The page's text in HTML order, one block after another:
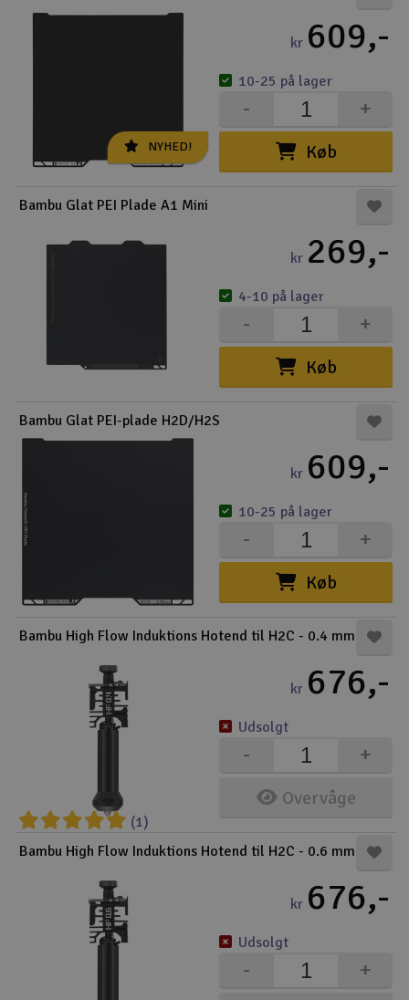
NYHED!
kr 609,-
Køb
+
-
10-25 på lager
Bambu Glat PEI Plade A1 Mini
kr 269,-
Køb
+
-
4-10 på lager
Bambu Glat PEI-plade H2D/H2S
kr 609,-
Køb
+
-
10-25 på lager
Bambu High Flow Induktions Hotend til H2C - 0.4 mm
(1)
kr 676,-
Overvåge
+
-
Udsolgt
Bambu High Flow Induktions Hotend til H2C - 0.6 mm
kr 676,-
+
-
Udsolgt